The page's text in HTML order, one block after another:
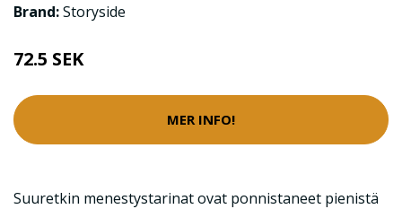
Brand:Storyside
72.5 SEK
MER INFO!
Suuretkin menestystarinat ovat ponnistaneet pienistä